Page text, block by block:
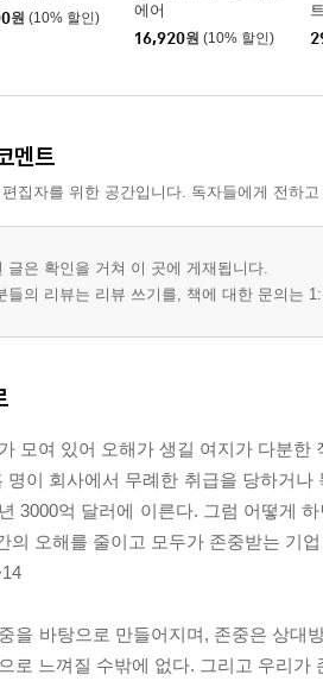
원 (10% 할인)
에어
16,920원 (10% 할인)
멘트
집자를 위한 공간입니다. 독자들에게 전하
글은 확인을 거쳐 이 곳에 게재됩니다.
들의 리뷰는 리뷰 쓰기를, 책에 대한 문의는
모여 있어 오해가 생길 여지가 다분
명이 회사에서 무례한 취급을 당하거
3000억 달러에 이른다. 그럼 어떻게
의 오해를 줄이고 모두가 존중받는 기
을 바탕으로 만들어지며, 존중은 상대
로 느껴질 수밖에 없다. 그리고 우리